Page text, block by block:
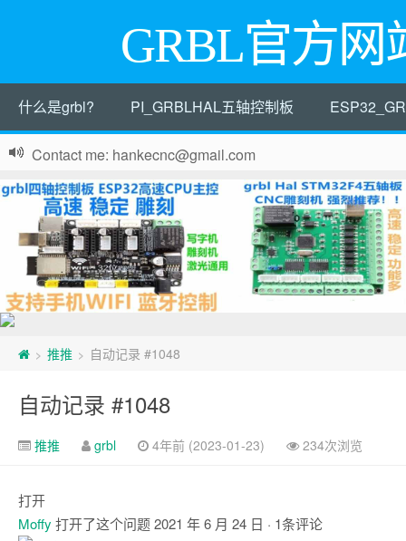
GRBL官方网
什么是grbl? PI_GRBLHAL五轴控制板
Contact me: hankecnc@gmail.com
> 推推 > 自动记录 #1048
自动记录 #1048
推推 grbl 4年前 (2023-01-23) 234次浏览
打开
Moffy 打开了这个问题2021 年 6 月 24 日 · 1条评论